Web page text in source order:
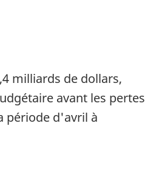
milliards de dollars,
avant les pertes
période d'avril à